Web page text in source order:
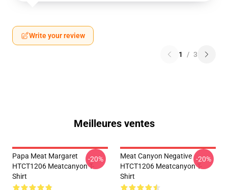
Write your review
1 / 3
Meilleures ventes
Papa Meat Margaret
HTCT1206 Meatcanyon T-
Shirt
-20%
Meat Canyon Negative
HTCT1206 Meatcanyon T-
Shirt
-20%